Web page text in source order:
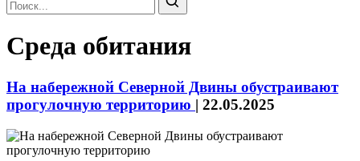
Среда обитания
На набережной Северной Двины обустраивают
прогулочную территорию | 22.05.2025